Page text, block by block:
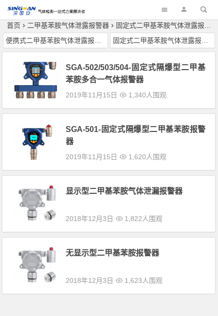
深国安
首页 二甲基苯胺气体泄露报警器
固定式二甲基苯胺气体泄露报警器
SGA-502/503/504-固定式隔爆型二甲基
苯胺多合一气体报警器
2019年11月15日 1,340人围观
SGA-501-固定式隔爆型二甲基苯胺报警
器
2019年11月15日 1,620人围观
显示型二甲基苯胺气体泄漏报警器
2018年12月3日 1,822人围观
无显示型二甲基苯胺报警器
2018年12月3日 1,623人围观